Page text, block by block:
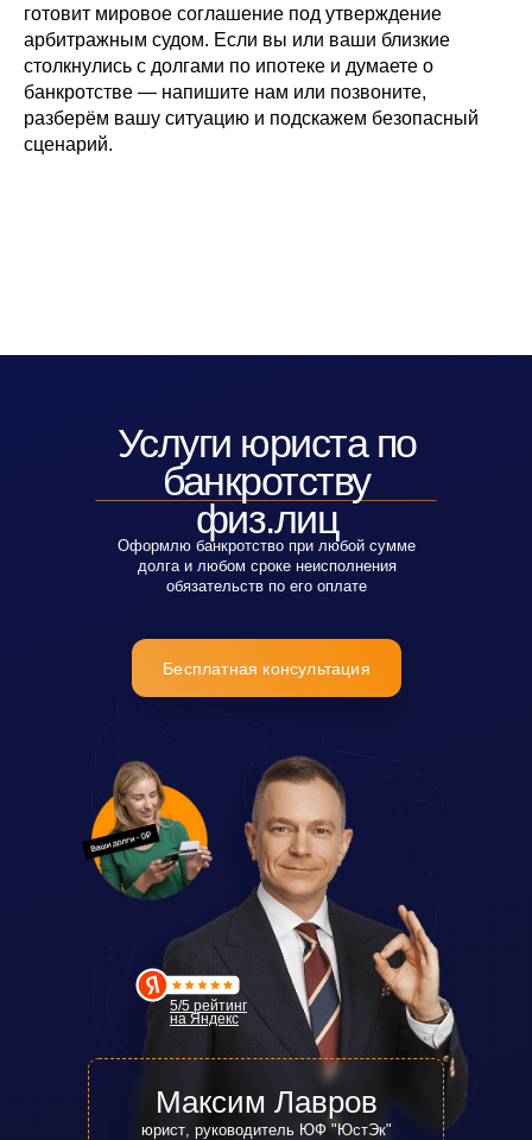
готовит мировое соглашение под утверждение
арбитражным судом. Если вы или ваши близкие
столкнулись с долгами по ипотеке и думаете о
банкротстве — напишите нам или позвоните,
разберём вашу ситуацию и подскажем безопасный
сценарий.
Услуги юриста по
банкротству
физ.лиц
Бесплатная консультация
Оформлю банкротство при любой сумме
долга и любом сроке неисполнения
обязательств по его оплате
5/5 рейтинг
на Яндекс
юрист, руководитель ЮФ "ЮстЭк"
Максим Лавров